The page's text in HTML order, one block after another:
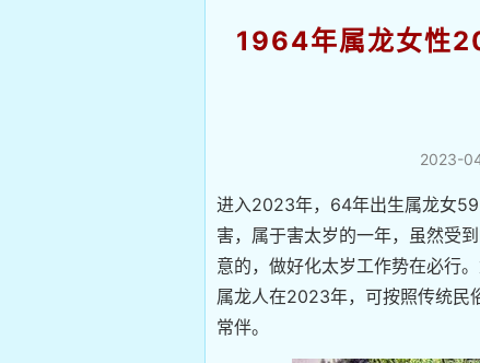
1964年属龙女性
2023-
进入2023年，64年出生属龙女
害，属于害太岁的一年，虽然受
意的，做好化太岁工作势在必行
属龙人在2023年，可按照传统民
常伴。